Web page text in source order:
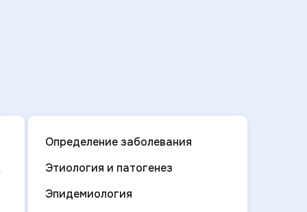
Определение заболевания
Этиология и патогенез
Эпидемиология